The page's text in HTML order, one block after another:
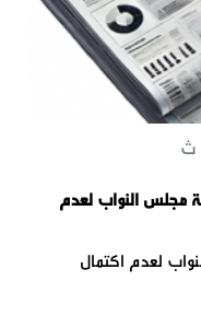
مجلس النواب لعدم
لعدم اكتمال